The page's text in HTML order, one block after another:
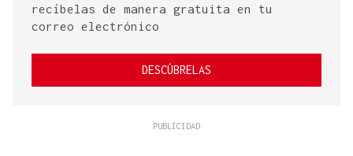
recíbelas de manera gratuita en tu
correo electrónico
DESCÚBRELAS